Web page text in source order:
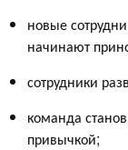
новые
начинают
сотрудники
команда
привычкой;